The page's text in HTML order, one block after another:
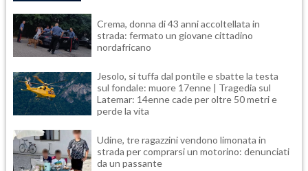
Crema, donna di 43 anni accoltellata in
strada: fermato un giovane cittadino
nordafricano
Jesolo, si tuffa dal pontile e sbatte la testa
sul fondale: muore 17enne | Tragedia sul
Latemar: 14enne cade per oltre 50 metri e
perde la vita
Udine, tre ragazzini vendono limonata in
strada per comprarsi un motorino: denunciati
da un passante